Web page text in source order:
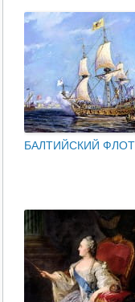
БАЛТИЙСКИЙ ФЛОТ